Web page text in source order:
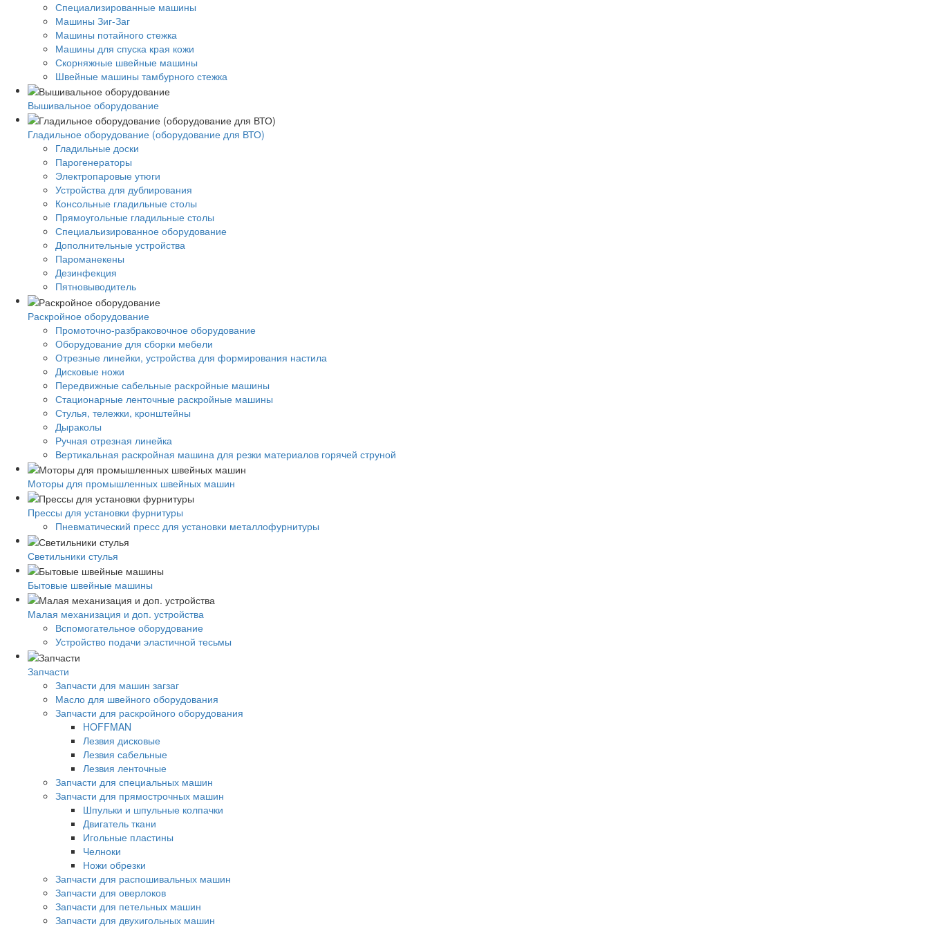
Специализированные машины
Машины Зиг-Заг
Машины потайного стежка
Машины для спуска края кожи
Скорняжные швейные машины
Швейные машины тамбурного стежка
Вышивальное оборудование
Гладильное оборудование (оборудование для ВТО)
Гладильные доски
Парогенераторы
Электропаровые утюги
Устройства для дублирования
Консольные гладильные столы
Прямоугольные гладильные столы
Специальизированное оборудование
Дополнительные устройства
Пароманекены
Дезинфекция
Пятновыводитель
Раскройное оборудование
Промоточно-разбраковочное оборудование
Оборудование для сборки мебели
Отрезные линейки, устройства для формирования настила
Дисковые ножи
Передвижные сабельные раскройные машины
Стационарные ленточные раскройные машины
Стулья, тележки, кронштейны
Дыраколы
Ручная отрезная линейка
Вертикальная раскройная машина для резки материалов горячей струной
Моторы для промышленных швейных машин
Прессы для установки фурнитуры
Пневматический пресс для установки металлофурнитуры
Светильники стулья
Бытовые швейные машины
Малая механизация и доп. устройства
Вспомогательное оборудование
Устройство подачи эластичной тесьмы
Запчасти
Запчасти для машин загзаг
Масло для швейного оборудования
Запчасти для раскройного оборудования
HOFFMAN
Лезвия дисковые
Лезвия сабельные
Лезвия ленточные
Запчасти для специальных машин
Запчасти для прямострочных машин
Шпульки и шпульные колпачки
Двигатель ткани
Игольные пластины
Челноки
Ножи обрезки
Запчасти для распошивальных машин
Запчасти для оверлоков
Запчасти для петельных машин
Запчасти для двухигольных машин